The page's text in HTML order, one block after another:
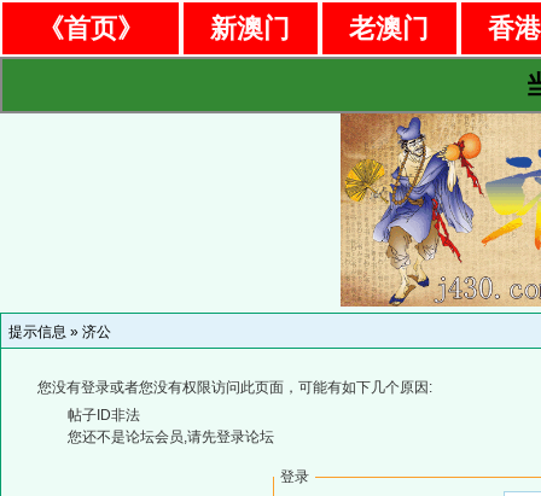
《首页》 新澳门 老澳门
香
提示信息 » 济公
您没有登录或者您没有权限访问此页面，可能有如下几个原因:
帖子ID非法
您还不是论坛会员,请先登录论坛
登录